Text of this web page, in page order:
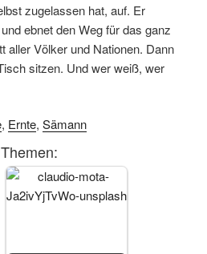
zugelassen hat, auf. Er
ebnet den Weg für das ganz
aller Völker und Nationen. Dann
sitzen. Und wer weiß, wer
, Ernte, Sämann